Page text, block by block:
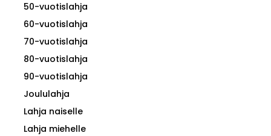
50-vuotislahja
60-vuotislahja
70-vuotislahja
80-vuotislahja
90-vuotislahja
Joululahja
Lahja naiselle
Lahja miehelle